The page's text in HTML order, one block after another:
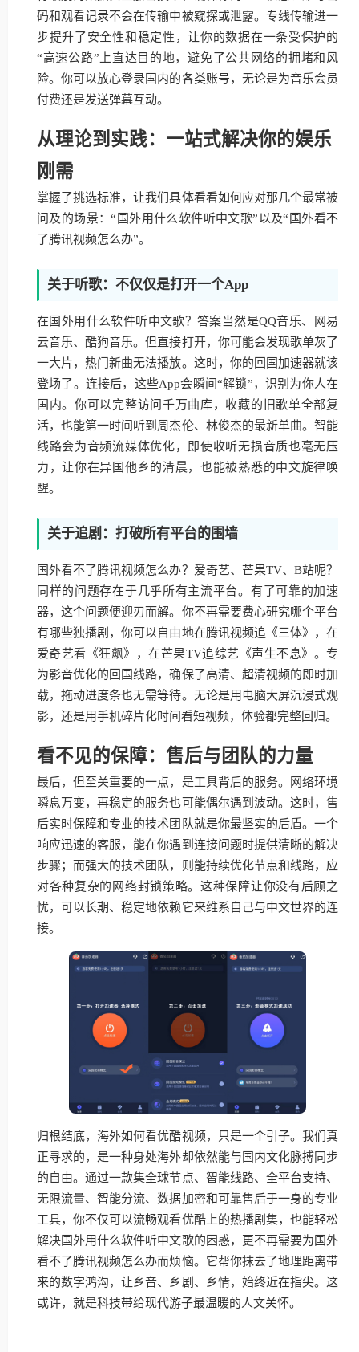
码和观看记录不会在传输中被窥探或泄露。专线传输进一
步提升了安全性和稳定性，让你的数据在一条受保护的
“高速公路”上直达目的地，避免了公共网络的拥堵和风
险。你可以放心登录国内的各类账号，无论是为音乐会员
付费还是发送弹幕互动。
从理论到实践：一站式解决你的娱乐
刚需
掌握了挑选标准，让我们具体看看如何应对那几个最常被
问及的场景：“国外用什么软件听中文歌”以及“国外看不
了腾讯视频怎么办”。
关于听歌：不仅仅是打开一个App
在国外用什么软件听中文歌？答案当然是QQ音乐、网易
云音乐、酷狗音乐。但直接打开，你可能会发现歌单灰了
一大片，热门新曲无法播放。这时，你的回国加速器就该
登场了。连接后，这些App会瞬间“解锁”，识别为你人在
国内。你可以完整访问千万曲库，收藏的旧歌单全部复
活，也能第一时间听到周杰伦、林俊杰的最新单曲。智能
线路会为音频流媒体优化，即使收听无损音质也毫无压
力，让你在异国他乡的清晨，也能被熟悉的中文旋律唤
醒。
关于追剧：打破所有平台的围墙
国外看不了腾讯视频怎么办？爱奇艺、芒果TV、B站呢？
同样的问题存在于几乎所有主流平台。有了可靠的加速
器，这个问题便迎刃而解。你不再需要费心研究哪个平台
有哪些独播剧，你可以自由地在腾讯视频追《三体》，在
爱奇艺看《狂飙》，在芒果TV追综艺《声生不息》。专
为影音优化的回国线路，确保了高清、超清视频的即时加
载，拖动进度条也无需等待。无论是用电脑大屏沉浸式观
影，还是用手机碎片化时间看短视频，体验都完整回归。
看不见的保障：售后与团队的力量
最后，但至关重要的一点，是工具背后的服务。网络环境
瞬息万变，再稳定的服务也可能偶尔遇到波动。这时，售
后实时保障和专业的技术团队就是你最坚实的后盾。一个
响应迅速的客服，能在你遇到连接问题时提供清晰的解决
步骤；而强大的技术团队，则能持续优化节点和线路，应
对各种复杂的网络封锁策略。这种保障让你没有后顾之
忧，可以长期、稳定地依赖它来维系自己与中文世界的连
接。
归根结底，海外如何看优酷视频，只是一个引子。我们真
正寻求的，是一种身处海外却依然能与国内文化脉搏同步
的自由。通过一款集全球节点、智能线路、全平台支持、
无限流量、智能分流、数据加密和可靠售后于一身的专业
工具，你不仅可以流畅观看优酷上的热播剧集，也能轻松
解决国外用什么软件听中文歌的困惑，更不再需要为国外
看不了腾讯视频怎么办而烦恼。它帮你抹去了地理距离带
来的数字鸿沟，让乡音、乡剧、乡情，始终近在指尖。这
或许，就是科技带给现代游子最温暖的人文关怀。